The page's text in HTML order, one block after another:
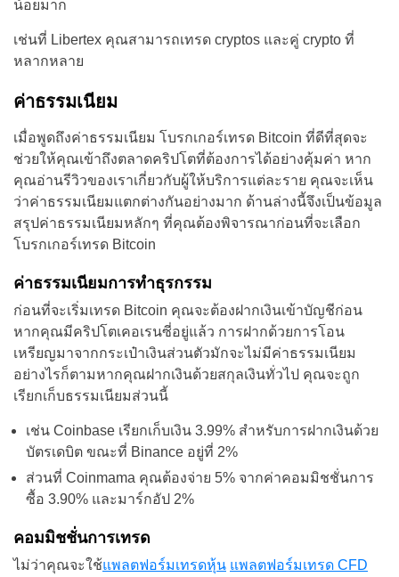
น้อยมาก
เช่นที่ Libertex คุณสามารถเทรด cryptos และคู่ crypto ที่
หลากหลาย
ค่าธรรมเนียม
เมื่อพูดถึงค่าธรรมเนียม โบรกเกอร์เทรด Bitcoin ที่ดีที่สุดจะ
ช่วยให้คุณเข้าถึงตลาดคริปโตที่ต้องการได้อย่างคุ้มค่า หาก
คุณอ่านรีวิวของเราเกี่ยวกับผู้ให้บริการแต่ละราย คุณจะเห็น
ว่าค่าธรรมเนียมแตกต่างกันอย่างมาก ด้านล่างนี้จึงเป็นข้อมูล
สรุปค่าธรรมเนียมหลักๆ ที่คุณต้องพิจารณาก่อนที่จะเลือก
โบรกเกอร์เทรด Bitcoin
ค่าธรรมเนียมการทำธุรกรรม
ก่อนที่จะเริ่มเทรด Bitcoin คุณจะต้องฝากเงินเข้าบัญชีก่อน
หากคุณมีคริปโตเคอเรนซี่อยู่แล้ว การฝากด้วยการโอน
เหรียญมาจากกระเป๋าเงินส่วนตัวมักจะไม่มีค่าธรรมเนียม
อย่างไรก็ตามหากคุณฝากเงินด้วยสกุลเงินทั่วไป คุณจะถูก
เรียกเก็บธรรมเนียมส่วนนี้
เช่น Coinbase เรียกเก็บเงิน 3.99% สำหรับการฝากเงินด้วย
บัตรเดบิต ขณะที่ Binance อยู่ที่ 2%
ส่วนที่ Coinmama คุณต้องจ่าย 5% จากค่าคอมมิชชั่นการ
ซื้อ 3.90% และมาร์กอัป 2%
คอมมิชชั่นการเทรด
ไม่ว่าคุณจะใช้แพลตฟอร์มเทรดหุ้น แพลตฟอร์มเทรด CFD